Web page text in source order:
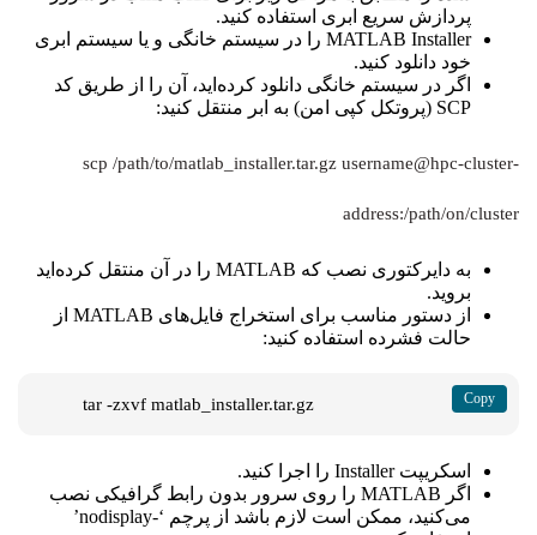
پردازش سریع ابری استفاده کنید.
MATLAB Installer را در سیستم خانگی و یا سیستم ابری
خود دانلود کنید.
اگر در سیستم خانگی دانلود کرده‌اید، آن را از طریق کد
SCP (پروتکل کپی امن) به ابر منتقل کنید:
scp /path/to/matlab_installer.tar.gz username@hpc-cluster-
address:/path/on/cluster
به دایرکتوری نصب که MATLAB را در آن منتقل کرده‌اید
بروید.
از دستور مناسب برای استخراج فایل‌های MATLAB از
حالت فشرده استفاده کنید:
tar -zxvf matlab_installer.tar.gz
اسکریپت Installer را اجرا کنید.
اگر MATLAB را روی سرور بدون رابط گرافیکی نصب
می‌کنید، ممکن است لازم باشد از پرچم ‘-nodisplay’